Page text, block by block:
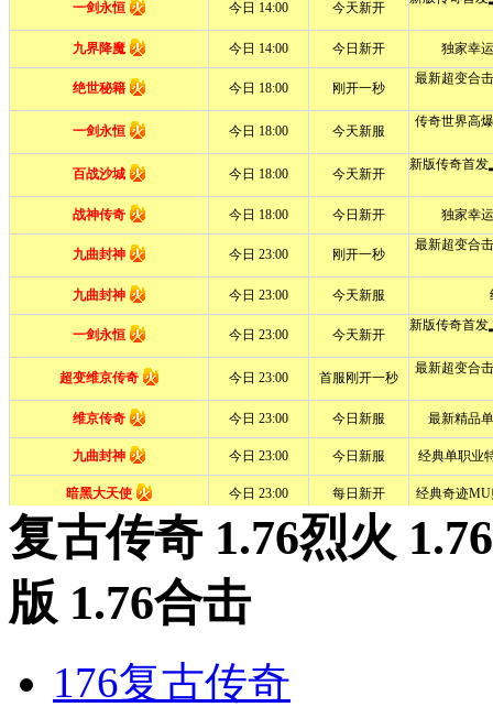
复古传奇 1.76烈火
版 1.76合击
176复古传奇